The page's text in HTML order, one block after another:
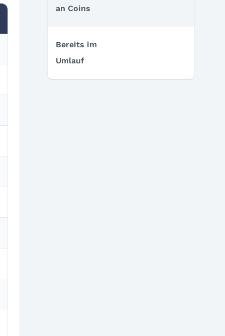
an Coins
Bereits im
Umlauf